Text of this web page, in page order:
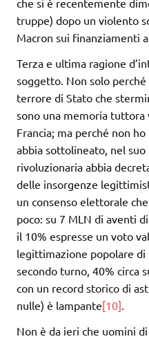
che si è recentemente
truppe) dopo un violento
Macron sui finanziamenti
Terza e ultima ragione
soggetto. Non solo
terrore di Stato che
sono una memoria
Francia; ma perché non
abbia sottolineato, nel
rivoluzionaria abbia
delle insorgenze
un consenso elettorale
poco: su 7 MLN di aventi
il 10% espresse un voto
legittimazione popolare di
secondo turno, 40% circa
con un record storico di
nulle) è lampante[10].
Non è da ieri che uomini